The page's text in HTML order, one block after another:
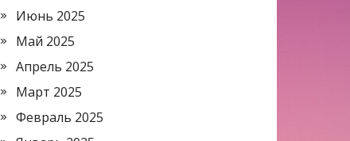
Июнь 2025
Май 2025
Апрель 2025
Март 2025
Февраль 2025